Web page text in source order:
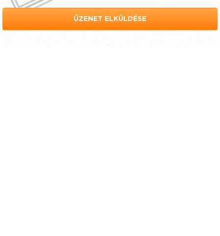
ÜZENET ELKÜLDÉSE